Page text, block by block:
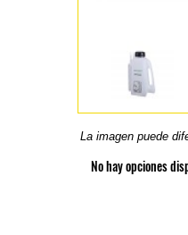
La imagen puede
No hay opciones